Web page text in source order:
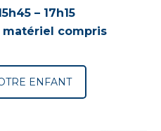
– 17h15
matériel compris
ENFANT